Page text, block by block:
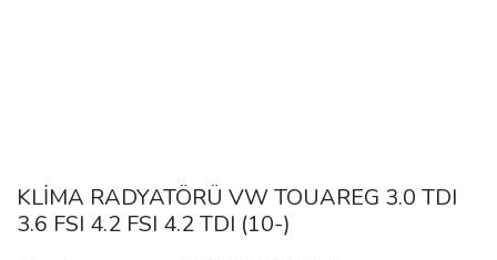
KLİMA RADYATÖRÜ VW TOUAREG 3.0 TDI
3.6 FSI 4.2 FSI 4.2 TDI (10-)